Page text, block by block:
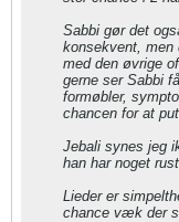
Sabbi gør det
konsekvent, men
med den øvrige
gerne ser Sabbi
formøbler,
chancen for at
Jebali synes jeg
han har noget
Lieder er
chance væk der